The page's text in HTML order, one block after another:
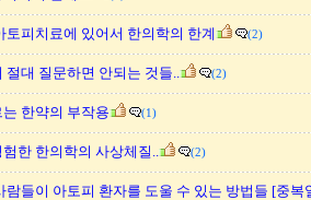
토피치료에 있어서 한의학의 한계 (2)
절대 질문하면 안되는 것들.. (2)
한약의 부작용 (1)
한 한의학의 사상체질.. (2)
람들이 아토피 환자를 도울 수 있는 방법들 [중복